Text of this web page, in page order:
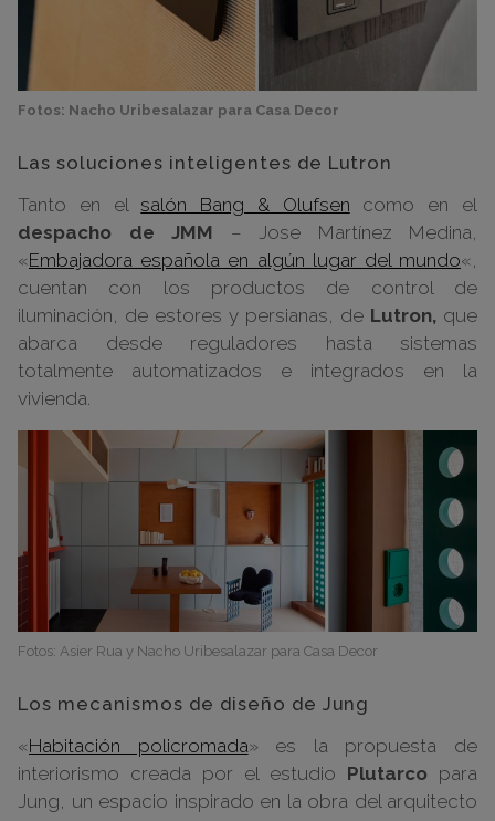
Fotos: Nacho Uribesalazar para Casa Decor
Las soluciones inteligentes de Lutron
Tanto en elsalón Bang & Olufsen como en el
despacho de JMM – Jose Martínez Medina,
«Embajadora española en algún lugar del mundo«,
cuentan con los productos de control de
iluminación, de estores y persianas, de Lutron, que
abarca desde reguladores hasta sistemas
totalmente automatizados e integrados en la
vivienda.
Fotos: Asier Rua y Nacho Uribesalazar para Casa Decor
Los mecanismos de diseño de Jung
«Habitación policromada» es la propuesta de
interiorismo creada por el estudio Plutarco para
Jung, un espacio inspirado en la obra del arquitecto